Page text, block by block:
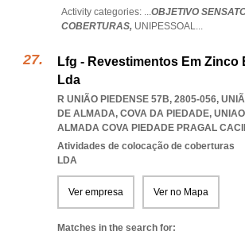
Activity categories: ...OBJETIVO
COBERTURAS, UNIPESSOAL...
Lfg - Revestimentos Em Zinco
Lda
R UNIÃO PIEDENSE 57B, 2805-056,
DE ALMADA, COVA DA PIEDADE,
ALMADA COVA PIEDADE PRAGAL
Atividades de colocação de coberturas
LDA
Ver empresa Ver no Mapa
Matches in the search for: